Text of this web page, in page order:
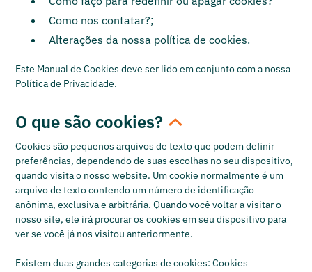
Como nos contatar?;
Alterações da nossa política de cookies.
Este Manual de Cookies deve ser lido em conjunto com a nossa
Política de Privacidade.
O que são cookies?
Cookies são pequenos arquivos de texto que podem definir
preferências, dependendo de suas escolhas no seu dispositivo,
quando visita o nosso website. Um cookie normalmente é um
arquivo de texto contendo um número de identificação
anônima, exclusiva e arbitrária. Quando você voltar a visitar o
nosso site, ele irá procurar os cookies em seu dispositivo para
ver se você já nos visitou anteriormente.
Existem duas grandes categorias de cookies: Cookies